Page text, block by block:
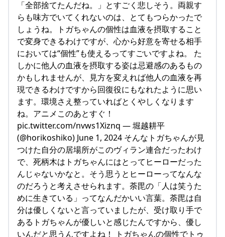
「全部捨てたんだね。」とすごく悲しそう。両親す
らも味方でいてくれないのは、とてもつらかったで
しょうね。トガちゃんの個性は血液を摂取すること
で変身できるわけですが、心から好意を寄せる相手
においては“個性”も使えるってすごいですよね。 た
しかに他人の血液を摂取する姿は忌避感のあるもの
かもしれませんが、見方を変えれば他人の血液を再
現できるわけですから回復役にもなれたように思い
ます。環境さえ整っていればとくやしくなります
ね。アニメこのあとすぐ！
pic.twitter.com/nvws1Xiznq — 堀越耕平
(@horikoshiko) June 1, 2024 そんなトガちゃんが見
つけた自分の居場所がこのヴィラン連合だったわけ
で、死柄木はトガちゃんにはとってヒーローだった
んじゃないかなと。そう思うとヒーローってなんな
のだろうと考えさせられます。荼毘の「人は笑うた
めに生きている」ってなんだかいい言葉。荼毘は自
分は優しくないと言っていましたが、受け取り手で
あるトガちゃんが優しいと感じたんですから、優し
いんだと思うんですよね！ トガちゃんの個性でトゥ